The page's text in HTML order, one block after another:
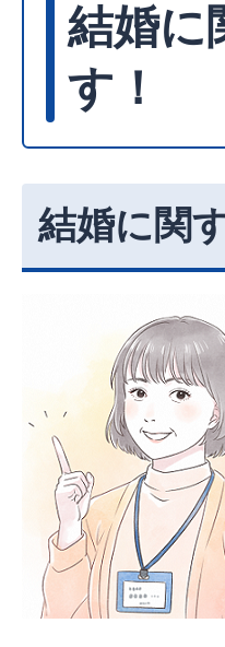
結婚に
す！
結婚に関